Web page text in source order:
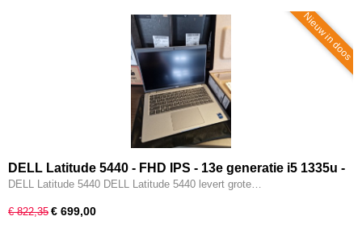
Nieuw in doos
DELL Latitude 5440 - FHD IPS - 13e generatie i5 1335u -
10-CORE - 16GB - 256GB SSD - Intel UHD - 2x Type-C -
DELL Latitude 5440 DELL Latitude 5440 levert grote…
€ 822,35 € 699,00